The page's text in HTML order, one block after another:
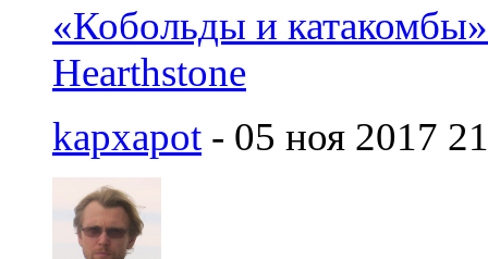
«Кобольды и
Hearthstone
kapxapot - 05 ноя 2017